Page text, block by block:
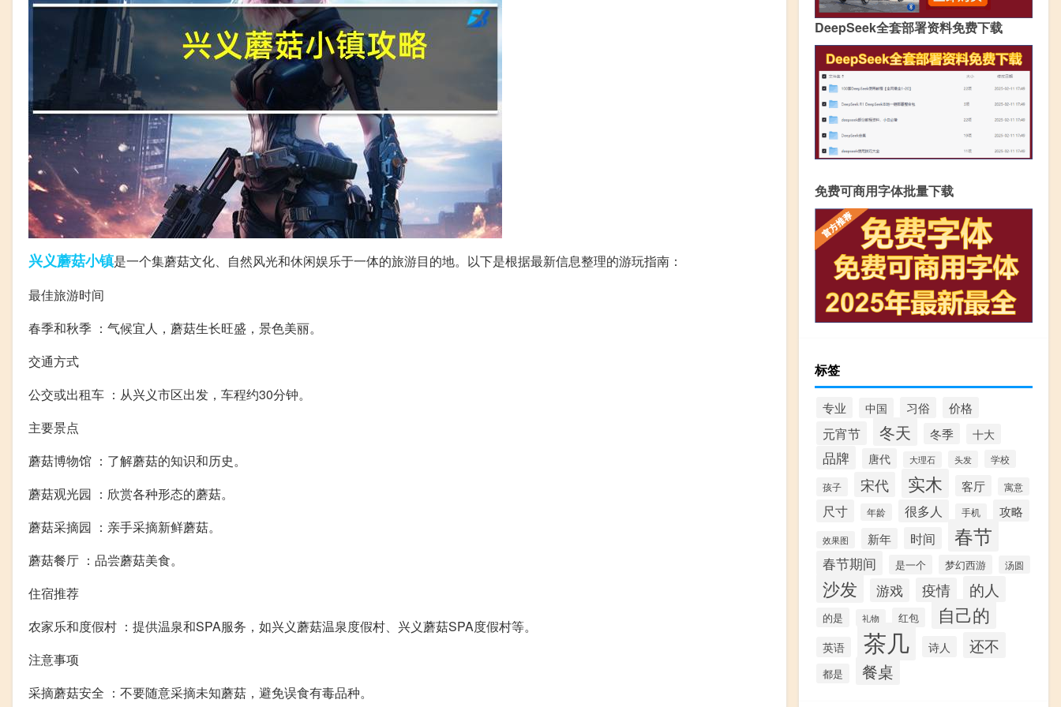
兴义蘑菇小镇是一个集蘑菇文化、自然风光和休闲娱乐于一体的旅游目的地。以下是根据最新信息整理的游玩指南：
最佳旅游时间
春季和秋季 ：气候宜人，蘑菇生长旺盛，景色美丽。
交通方式
公交或出租车 ：从兴义市区出发，车程约30分钟。
主要景点
蘑菇博物馆 ：了解蘑菇的知识和历史。
蘑菇观光园 ：欣赏各种形态的蘑菇。
蘑菇采摘园 ：亲手采摘新鲜蘑菇。
蘑菇餐厅 ：品尝蘑菇美食。
住宿推荐
农家乐和度假村 ：提供温泉和SPA服务，如兴义蘑菇温泉度假村、兴义蘑菇SPA度假村等。
注意事项
采摘蘑菇安全 ：不要随意采摘未知蘑菇，避免误食有毒品种。
DeepSeek全套部署资料免费下载
免费可商用字体批量下载
标签
专业 中国 习俗 价格
元宵节 冬天 冬季 十大
品牌 唐代 大理石 头发 学校
孩子 宋代 实木 客厅 寓意
尺寸 年龄 很多人 手机 攻略
效果图 新年 时间 春节
春节期间 是一个 梦幻西游 汤圆
沙发 游戏 疫情 的人
的是 礼物 红包 自己的
英语 茶几 诗人 还不
都是 餐桌